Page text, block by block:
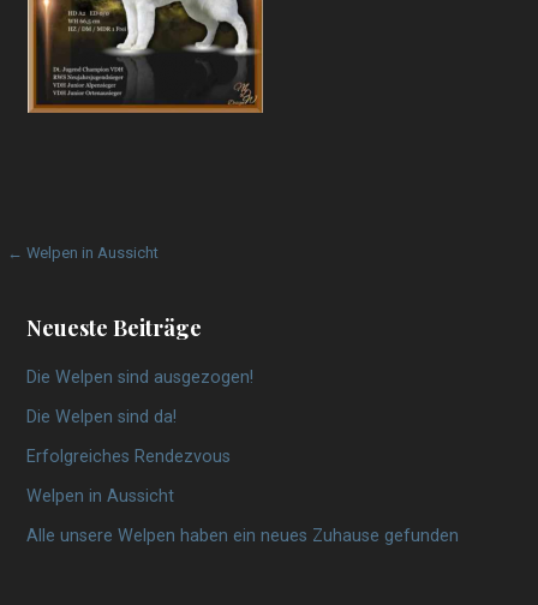
Beitragsnavigation
← Welpen in Aussicht
Neueste Beiträge
Die Welpen sind ausgezogen!
Die Welpen sind da!
Erfolgreiches Rendezvous
Welpen in Aussicht
Alle unsere Welpen haben ein neues Zuhause gefunden